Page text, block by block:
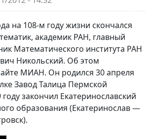
на 108-м году жизни скончался
академик РАН, главный
Математического института РАН
Никольский. Об этом
МИАН. Он родился 30 апреля
Завод Талица Пермской
закончил Екатеринославский
образования (Екатеринослав —